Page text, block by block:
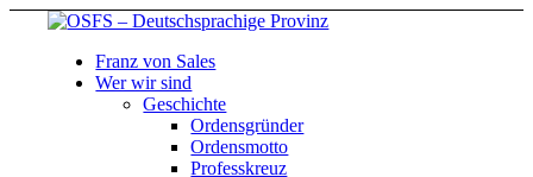
Franz von Sales
Wer wir sind
Geschichte
Ordensgründer
Ordensmotto
Professkreuz